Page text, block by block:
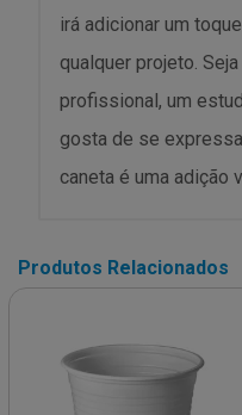
irá adicionar um
qualquer projeto.
profissional, um
gosta de se
caneta é uma adição
Produtos Relacionados